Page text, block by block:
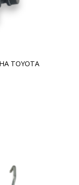
TOYOTA